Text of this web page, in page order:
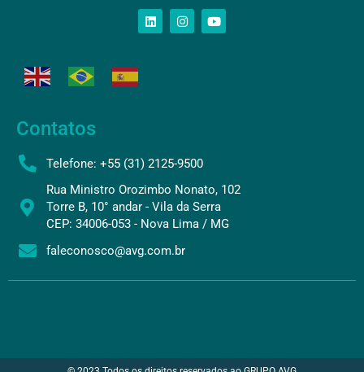
Contatos
Telefone: +55 (31) 2125-9500
Rua Ministro Orozimbo Nonato, 102
Torre B, 10° andar - Vila da Serra
CEP: 34006-053 - Nova Lima / MG
faleconosco@avg.com.br